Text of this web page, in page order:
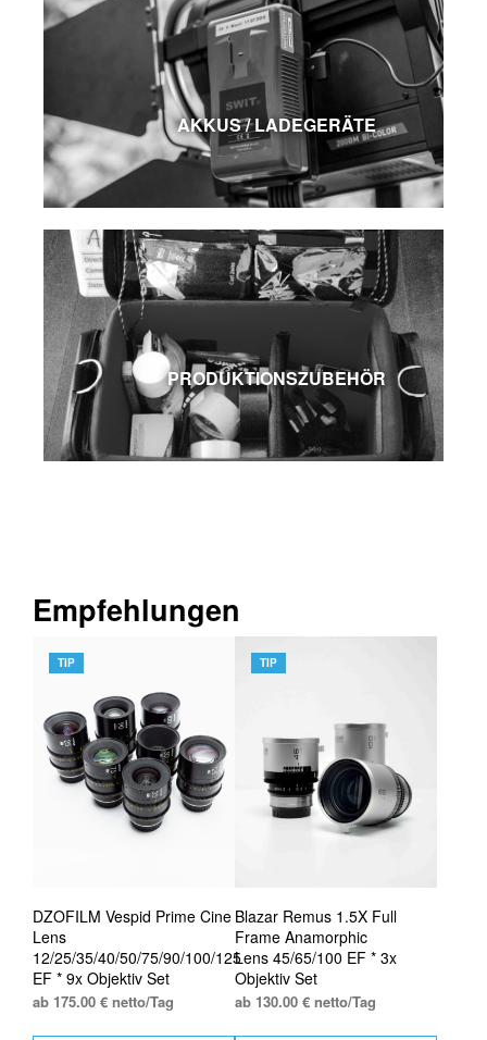
AKKUS / LADEGERÄTE
PRODUKTIONSZUBEHÖR
Empfehlungen
DZOFILM Vespid Prime Cine
Lens
12/25/35/40/50/75/90/100/125
EF * 9x Objektiv Set
TIP
ab 175.00 € netto/Tag
Blazar Remus 1.5X Full
Frame Anamorphic
Lens 45/65/100 EF * 3x
Objektiv Set
TIP
ab 130.00 € netto/Tag